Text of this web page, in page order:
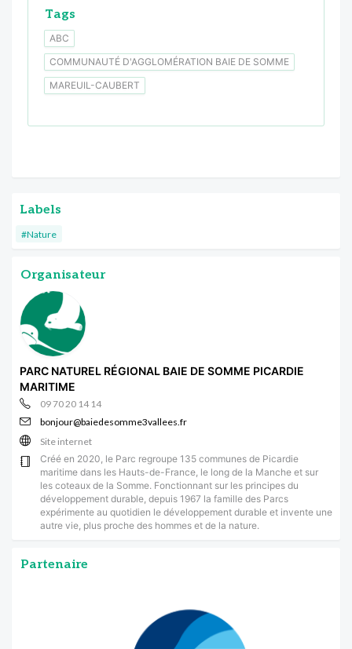
Tags
ABC
COMMUNAUTÉ D'AGGLOMÉRATION BAIE DE SOMME
MAREUIL-CAUBERT
Labels
#Nature
Organisateur
PARC NATUREL RÉGIONAL BAIE DE SOMME PICARDIE
MARITIME
09 70 20 14 14
bonjour@baiedesomme3vallees.fr
Site internet
Créé en 2020, le Parc regroupe 135 communes de Picardie
maritime dans les Hauts-de-France, le long de la Manche et sur
les coteaux de la Somme. Fonctionnant sur les principes du
développement durable, depuis 1967 la famille des Parcs
expérimente au quotidien le développement durable et invente une
autre vie, plus proche des hommes et de la nature.
Partenaire